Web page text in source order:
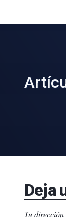
Deja
Tu